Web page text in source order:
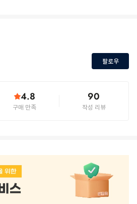
팔로우
4.8
구매 만족
90
작성 리뷰